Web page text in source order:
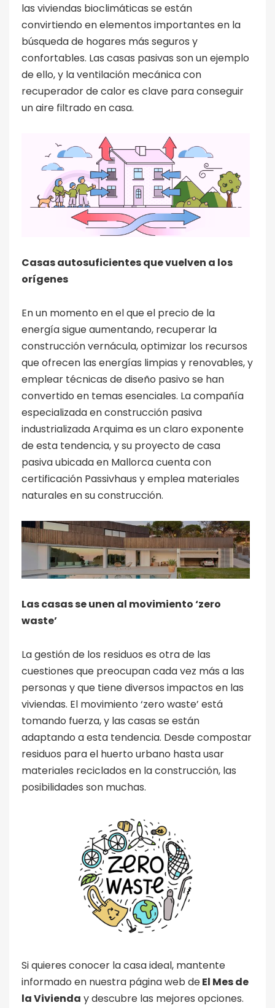
las viviendas bioclimáticas se están
convirtiendo en elementos importantes en la
búsqueda de hogares más seguros y
confortables. Las casas pasivas son un ejemplo
de ello, y la ventilación mecánica con
recuperador de calor es clave para conseguir
un aire filtrado en casa.
Casas autosuficientes que vuelven a los
orígenes
En un momento en el que el precio de la
energía sigue aumentando, recuperar la
construcción vernácula, optimizar los recursos
que ofrecen las energías limpias y renovables, y
emplear técnicas de diseño pasivo se han
convertido en temas esenciales. La compañía
especializada en construcción pasiva
industrializada Arquima es un claro exponente
de esta tendencia, y su proyecto de casa
pasiva ubicada en Mallorca cuenta con
certificación Passivhaus y emplea materiales
naturales en su construcción.
Las casas se unen al movimiento ‘zero
waste’
La gestión de los residuos es otra de las
cuestiones que preocupan cada vez más a las
personas y que tiene diversos impactos en las
viviendas. El movimiento ‘zero waste’ está
tomando fuerza, y las casas se están
adaptando a esta tendencia. Desde compostar
residuos para el huerto urbano hasta usar
materiales reciclados en la construcción, las
posibilidades son muchas.
Si quieres conocer la casa ideal, mantente
informado en nuestra página web deEl Mes de
la Vivienda y descubre las mejores opciones.